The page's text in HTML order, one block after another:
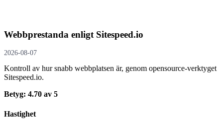
Webbprestanda enligt Sitespeed.io
2026-08-07
Kontroll av hur snabb webbplatsen är, genom opensource-verktyget
Sitespeed.io.
Betyg: 4.70 av 5
Hastighet